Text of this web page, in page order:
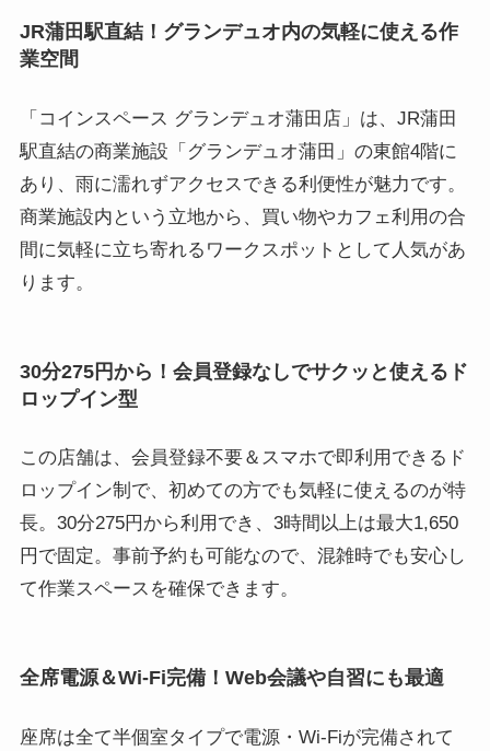
JR蒲田駅直結！グランデュオ内の気軽に使える作
業空間
「コインスペース グランデュオ蒲田店」は、JR蒲田
駅直結の商業施設「グランデュオ蒲田」の東館4階に
あり、雨に濡れずアクセスできる利便性が魅力です。
商業施設内という立地から、買い物やカフェ利用の合
間に気軽に立ち寄れるワークスポットとして人気があ
ります。
30分275円から！会員登録なしでサクッと使えるド
ロップイン型
この店舗は、会員登録不要＆スマホで即利用できるド
ロップイン制で、初めての方でも気軽に使えるのが特
長。30分275円から利用でき、3時間以上は最大1,650
円で固定。事前予約も可能なので、混雑時でも安心し
て作業スペースを確保できます。
全席電源＆Wi-Fi完備！Web会議や自習にも最適
座席は全て半個室タイプで電源・Wi-Fiが完備されて